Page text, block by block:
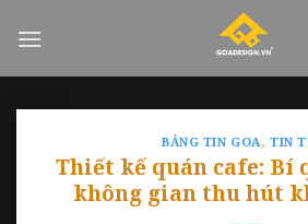
BẢNG TIN GOA, TIN
Thiết kế quán cafe: Bí
không gian thu hút